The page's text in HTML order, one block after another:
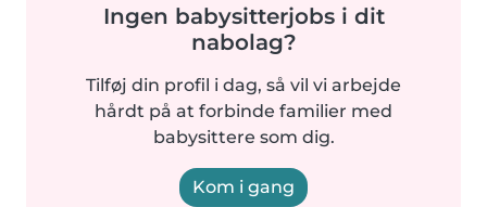
Ingen babysitterjobs i dit
nabolag?
Tilføj din profil i dag, så vil vi arbejde
hårdt på at forbinde familier med
babysittere som dig.
Kom i gang